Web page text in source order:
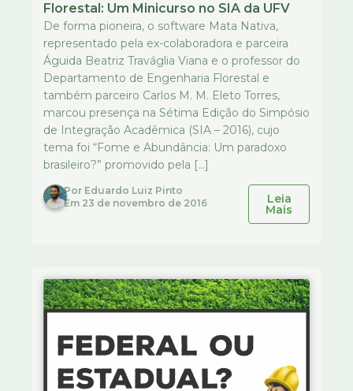
Florestal: Um Minicurso no SIA da UFV
De forma pioneira, o software Mata Nativa,
representado pela ex-colaboradora e parceira
Águida Beatriz Traváglia Viana e o professor do
Departamento de Engenharia Florestal e
também parceiro Carlos M. M. Eleto Torres,
marcou presença na Sétima Edição do Simpósio
de Integração Acadêmica (SIA – 2016), cujo
tema foi “Fome e Abundância: Um paradoxo
brasileiro?” promovido pela […]
Por Eduardo Luiz Pinto
Em 23 de novembro de 2016 Leia
Mais